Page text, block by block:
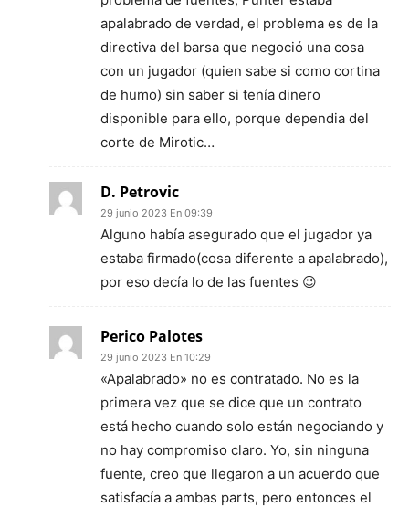
apalabrado de verdad, el problema es de la
directiva del barsa que negoció una cosa
con un jugador (quien sabe si como cortina
de humo) sin saber si tenía dinero
disponible para ello, porque dependia del
corte de Mirotic…
D. Petrovic
29 junio 2023 En 09:39
Alguno había asegurado que el jugador ya
estaba firmado(cosa diferente a apalabrado),
por eso decía lo de las fuentes 😉
Perico Palotes
29 junio 2023 En 10:29
«Apalabrado» no es contratado. No es la
primera vez que se dice que un contrato
está hecho cuando solo están negociando y
no hay compromiso claro. Yo, sin ninguna
fuente, creo que llegaron a un acuerdo que
satisfacía a ambas parts, pero entonces el